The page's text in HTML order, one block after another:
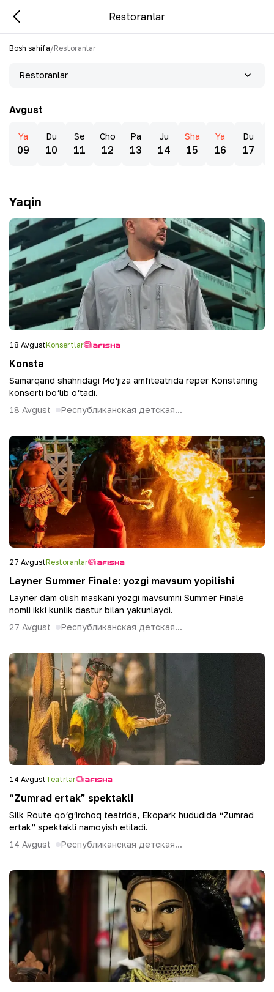
Restoranlar
Bosh sahifa/Restoranlar
Restoranlar
Avgust
Ya
09
Du
10
Se
11
Cho
12
Pa
13
Ju
14
Sha
15
Ya
16
Du
17
Yaqin
18 AvgustKonsertlar
Konsta
Samarqand shahridagi Mo‘jiza amfiteatrida reper Konstaning
konserti bo‘lib o‘tadi.
18 Avgust
Республиканская детская...
27 AvgustRestoranlar
Layner Summer Finale: yozgi mavsum yopilishi
Layner dam olish maskani yozgi mavsumni Summer Finale
nomli ikki kunlik dastur bilan yakunlaydi.
27 Avgust
Республиканская детская...
14 AvgustTeatrlar
“Zumrad ertak” spektakli
Silk Route qo‘g‘irchoq teatrida, Ekopark hududida “Zumrad
ertak” spektakli namoyish etiladi.
14 Avgust
Республиканская детская...